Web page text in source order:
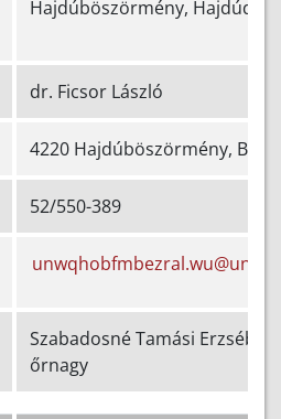
Hajdúböszörmény,
dr. Ficsor László
4220 Hajdúböszörmény,
52/550-389
unwqhobfmbezral.wu@unwq
Szabadosné Tamási Erzsébet
őrnagy